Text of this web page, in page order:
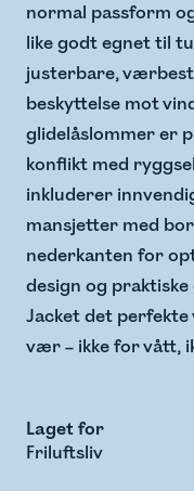
normal passform
like godt egnet til
justerbare,
beskyttelse mot
glidelåslommer er
konflikt med
inkluderer
mansjetter med
nederkanten for
design og praktiske
Jacket det
vær – ikke for vått,
Laget for
Friluftsliv